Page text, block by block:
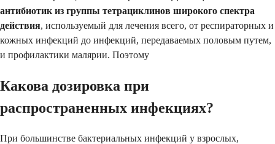
антибиотик из группы тетрациклинов широкого спектра
действия, используемый для лечения всего, от респираторных и
кожных инфекций до инфекций, передаваемых половым путем,
и профилактики малярии. Поэтому
Какова дозировка при
распространенных инфекциях?
При большинстве бактериальных инфекций у взрослых,